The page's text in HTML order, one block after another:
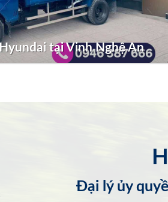
tại Vinh Nghệ An
Đại lý ủy